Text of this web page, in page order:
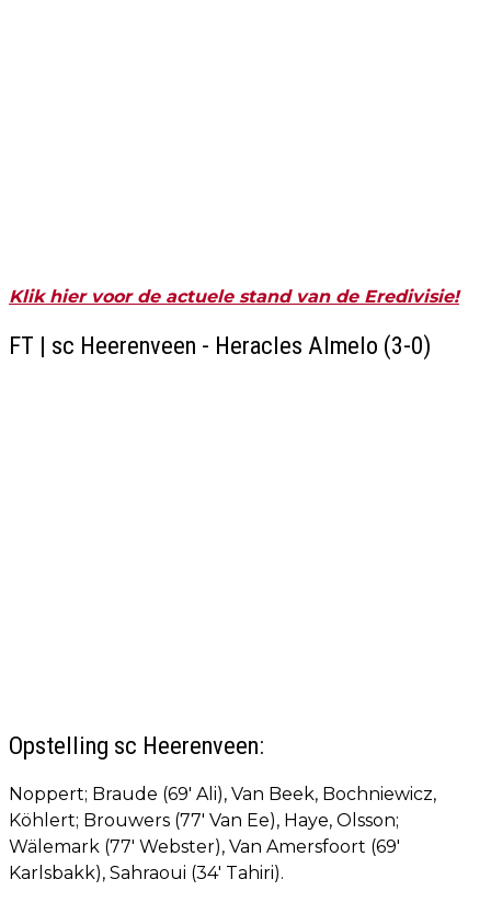
Klik hier voor de actuele stand van de Eredivisie!
FT | sc Heerenveen - Heracles Almelo (3-0)
Opstelling sc Heerenveen:
Noppert; Braude (69' Ali), Van Beek, Bochniewicz,
Köhlert; Brouwers (77' Van Ee), Haye, Olsson;
Wälemark (77' Webster), Van Amersfoort (69'
Karlsbakk), Sahraoui (34' Tahiri).